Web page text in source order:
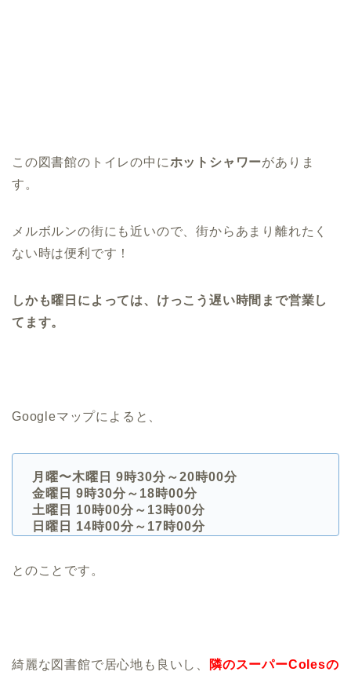
この図書館のトイレの中にホットシャワーがありま
す。
メルボルンの街にも近いので、街からあまり離れたく
ない時は便利です！
しかも曜日によっては、けっこう遅い時間まで営業し
てます。
Googleマップによると、
月曜〜木曜日 9時30分～20時00分
金曜日 9時30分～18時00分
土曜日 10時00分～13時00分
日曜日 14時00分～17時00分
とのことです。
綺麗な図書館で居心地も良いし、
隣のスーパーColesの